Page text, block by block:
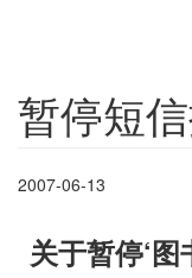
暂停短
2007-06-13
关于暂停‘图